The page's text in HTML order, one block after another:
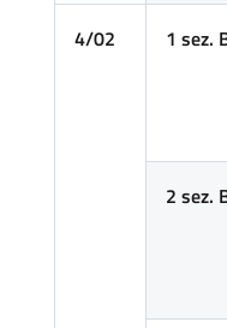
4/02 1 sez.
2 sez.